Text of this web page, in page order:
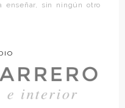
enseñar, sin ningún otro